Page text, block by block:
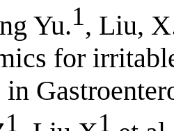
Yu.1, Liu,
for
1 1